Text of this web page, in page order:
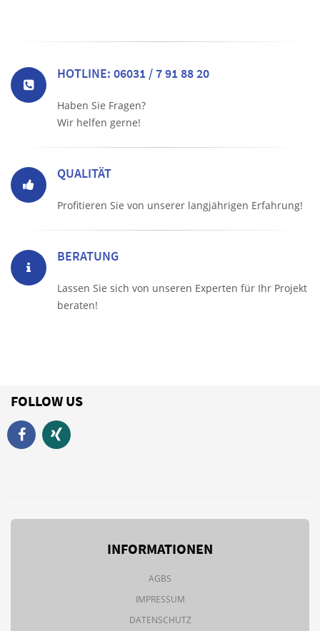
HOTLINE: 06031 / 7 91 88 20
Haben Sie Fragen?
Wir helfen gerne!
QUALITÄT
Profitieren Sie von unserer langjährigen Erfahrung!
BERATUNG
Lassen Sie sich von unseren Experten für Ihr Projekt
beraten!
FOLLOW US
INFORMATIONEN
AGBS
IMPRESSUM
DATENSCHUTZ